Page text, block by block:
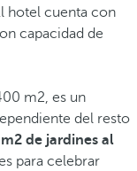
hotel cuenta con
capacidad de
m2, es un
del resto
de jardines al
para celebrar